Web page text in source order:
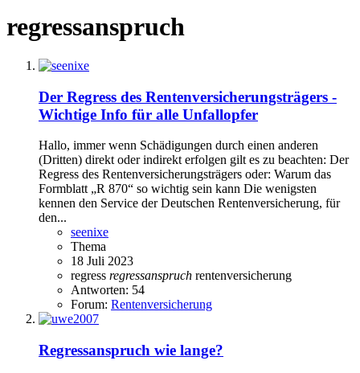
regressanspruch
Der Regress des Rentenversicherungsträgers -
Wichtige Info für alle Unfallopfer
Hallo, immer wenn Schädigungen durch einen anderen
(Dritten) direkt oder indirekt erfolgen gilt es zu beachten: Der
Regress des Rentenversicherungsträgers oder: Warum das
Formblatt „R 870“ so wichtig sein kann Die wenigsten
kennen den Service der Deutschen Rentenversicherung, für
den...
seenixe
Thema
18 Juli 2023
regress regressanspruch rentenversicherung
Antworten: 54
Forum: Rentenversicherung
Regressanspruch wie lange?